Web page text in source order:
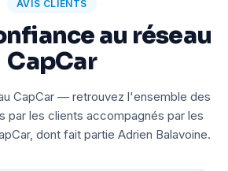
AVIS CLIENTS
au réseau
CapCar
CapCar — retrouvez l'ensemble des
par les clients accompagnés par les
dont fait partie Adrien Balavoine.